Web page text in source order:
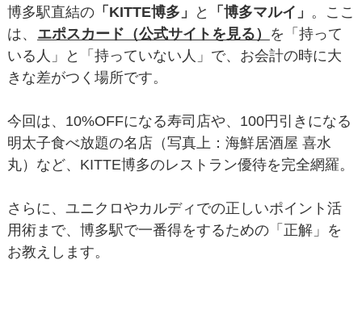
博多駅直結の「KITTE博多」 と 「博多マルイ」 。ここ
は、
エポスカード（公式サイトを見る）
を「持って
いる人」と「持っていない人」で、お会計の時に大
きな差がつく場所です。
今回は、10%OFFになる寿司店や、100円引きになる
明太子食べ放題の名店（写真上：海鮮居酒屋 喜水
丸）など、KITTE博多のレストラン優待を完全網羅。
さらに、ユニクロやカルディでの正しいポイント活
用術まで、博多駅で一番得をするための「正解」を
お教えします。